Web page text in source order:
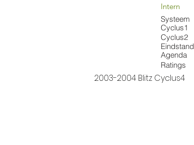
Intern
Cyclus1
Systeem
Eindstand
Agenda
Cyclus2
Ratings
2003-2004 Blitz Cyclus4